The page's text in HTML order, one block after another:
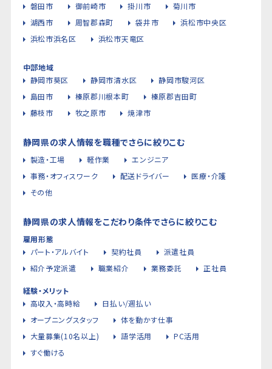
磐田市
御前崎市 掛川市
菊川市
湖西市
周智郡森町 袋井市
浜松市中央区
浜松市浜名区
浜松市天竜区
中部地域
静岡市葵区
静岡市清水区
静岡市駿河区
島田市
榛原郡川根本町
榛原郡吉田町
藤枝市
牧之原市 焼津市
静岡県の求人情報を職種でさらに絞りこむ
製造・工場 軽作業
エンジニア
事務・オフィスワーク
配送ドライバー
医療・介護
その他
静岡県の求人情報をこだわり条件でさらに絞りこむ
雇用形態
パート・アルバイト
契約社員
派遣社員
紹介予定派遣
職業紹介 業務委託 正社員
経験・メリット
高収入・高時給
日払い/週払い
オープニングスタッフ
体を動かす仕事
大量募集(10名以上)
語学活用
PC活用
すぐ働ける